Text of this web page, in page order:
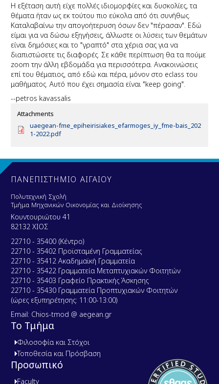
Η εξέταση αυτή είχε πολλές ιδιομορφίες και δυσκολίες, τα
θέματα ήταν ως εκ τούτου πιο εύκολα από ότι συνήθως.
Καταλαβαίνω την απογοήτερυση όσων δεν "πέρασαν". Εδώ
είμαι για να δώσω εξηγήσεις, άλλωστε οι λύσεις των θεμάτων
είναι δημόσιες και το "γραπτό" στα χέρια σας για να
διαπιστώσετε τις διαφορές. Σε κάθε περίπτωση θα τα πούμε
zoom την άλλη εβδομάδα για περισσότερα. Ανακοινώσεις
επί του θέματιος, από εδώ και πέρα, μόνον στο eclass του
μαθήματος. Αυτό που έχει σημασία είναι "keep going".
--petros kavassalis
Attachments
D
o
m
n
t
uaegean-fme_epiheirisiakes_efarmoges_iy_fme-bais_202
1-2022.pdf
ΠΑΝΕΠΙΣΤΗΜΙΟ ΑΙΓΑΙΟΥ
Πολυτεχνική Σχολή
Τμήμα Μηχανικών Οικονομίας και Διοίκησης
Κουντουριώτου 41
82132 ΧΙΟΣ
22710 - 35400 (Κέντρο)
22710 - 35402 Προϊσταμένη Γραμματείας
22710 - 35412 Ακαδημαϊκή Γραμματεία
22710 - 35422 Γραμματεία Μεταπτυχιακών Φοιτητών
22710 - 35403 Γραφείο Πρακτικής Άσκησης
22710 - 35430 Γραμματεία Προπτυχιακών Φοιτητών
(ώρες εξυπηρέτησης: 11:00-13:00)
Email: Chios-tmod @ aegean.gr
Το Τμήμα
Φιλοσοφία και Στόχοι
Τοποθεσία και Πρόσβαση
Προσωπικό
Faculty